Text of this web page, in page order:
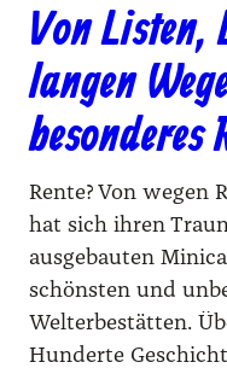
Von Listen,
langen
besonderes
Rente? Von wegen
hat sich ihren
ausgebauten
schönsten und
Welterbestätten.
Hunderte